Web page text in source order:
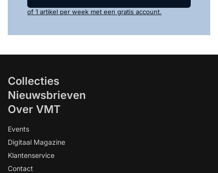
of 1 artikel per week met een gratis account.
Collecties
Nieuwsbrieven
Over VMT
Events
Digitaal Magazine
Klantenservice
Contact